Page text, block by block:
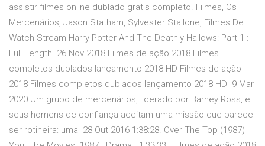
assistir filmes online dublado gratis completo. Filmes, Os
Mercenários, Jason Statham, Sylvester Stallone, Filmes De
Watch Stream Harry Potter And The Deathly Hallows: Part 1 :
Full Length 26 Nov 2018 Filmes de ação 2018 Filmes
completos dublados lançamento 2018 HD Filmes de ação
2018 Filmes completos dublados lançamento 2018 HD 9 Mar
2020 Um grupo de mercenários, liderado por Barney Ross, e
seus homens de confiança aceitam uma missão que parece
ser rotineira: uma 28 Out 2016 1:38:28. Over The Top (1987)